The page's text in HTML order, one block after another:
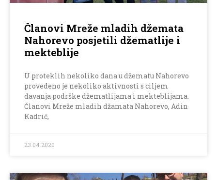
Članovi Mreže mladih džemata
Nahorevo posjetili džematlije i
mekteblije
U proteklih nekoliko dana u džematu Nahorevo
provedeno je nekoliko aktivnosti s ciljem
davanja podrške džematlijama i mekteblijama.
Članovi Mreže mladih džamata Nahorevo, Adin
Kadrić,
23.04.2020